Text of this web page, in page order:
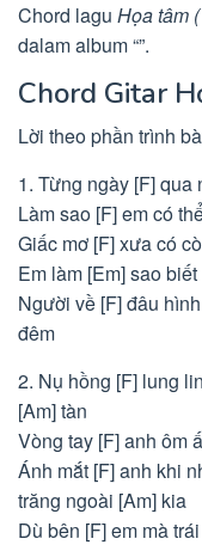
Chord lagu Họa tâm
dalam album “”.
Chord Gitar
Lời theo phần trình
1. Từng ngày [F] qua
Làm sao [F] em có
Giấc mơ [F] xưa có
Em làm [Em] sao
Người về [F] đâu
đêm
2. Nụ hồng [F] lung
[Am] tàn
Vòng tay [F] anh ôm
Ánh mắt [F] anh khi
trăng ngoài [Am] kia
Dù bên [F] em mà